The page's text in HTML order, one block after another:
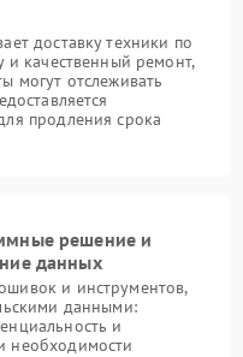
доставку техники по
и качественный ремонт,
могут отслеживать
продления срока
решение и
данных
и инструментов,
данными:
и
необходимости